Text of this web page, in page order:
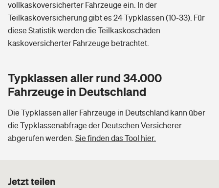
vollkaskoversicherter Fahrzeuge ein. In der
Teilkaskoversicherung gibt es 24 Typklassen (10-33). Für
diese Statistik werden die Teilkaskoschäden
kaskoversicherter Fahrzeuge betrachtet.
Typklassen aller rund 34.000
Fahrzeuge in Deutschland
Die Typklassen aller Fahrzeuge in Deutschland kann über
die Typklassenabfrage der Deutschen Versicherer
abgerufen werden. Sie finden das Tool hier.
Jetzt teilen